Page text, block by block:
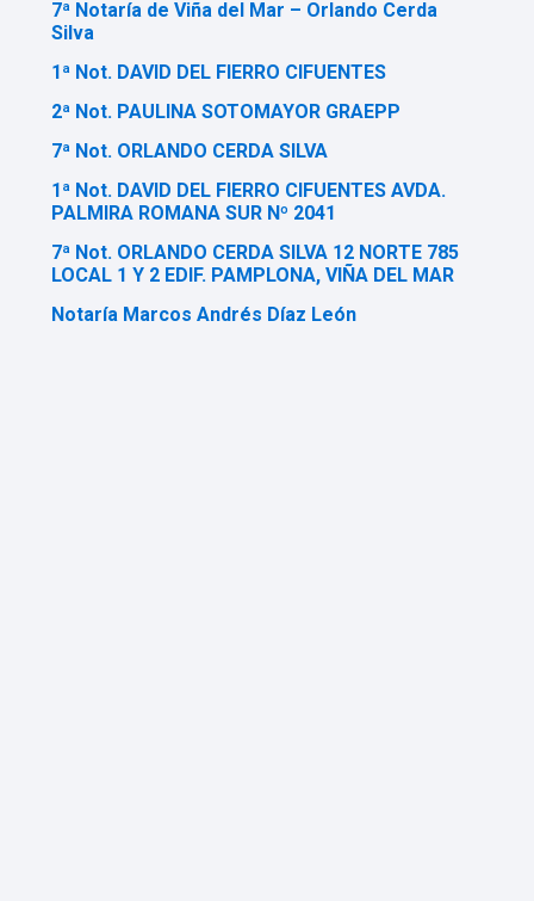
7ª Notaría de Viña del Mar – Orlando Cerda
Silva
1ª Not. DAVID DEL FIERRO CIFUENTES
2ª Not. PAULINA SOTOMAYOR GRAEPP
7ª Not. ORLANDO CERDA SILVA
1ª Not. DAVID DEL FIERRO CIFUENTES AVDA.
PALMIRA ROMANA SUR Nº 2041
7ª Not. ORLANDO CERDA SILVA 12 NORTE 785
LOCAL 1 Y 2 EDIF. PAMPLONA, VIÑA DEL MAR
Notaría Marcos Andrés Díaz León